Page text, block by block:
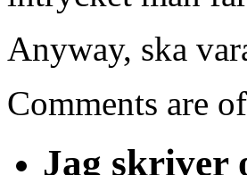
Anyway, ska
Comments are
Jag skriver